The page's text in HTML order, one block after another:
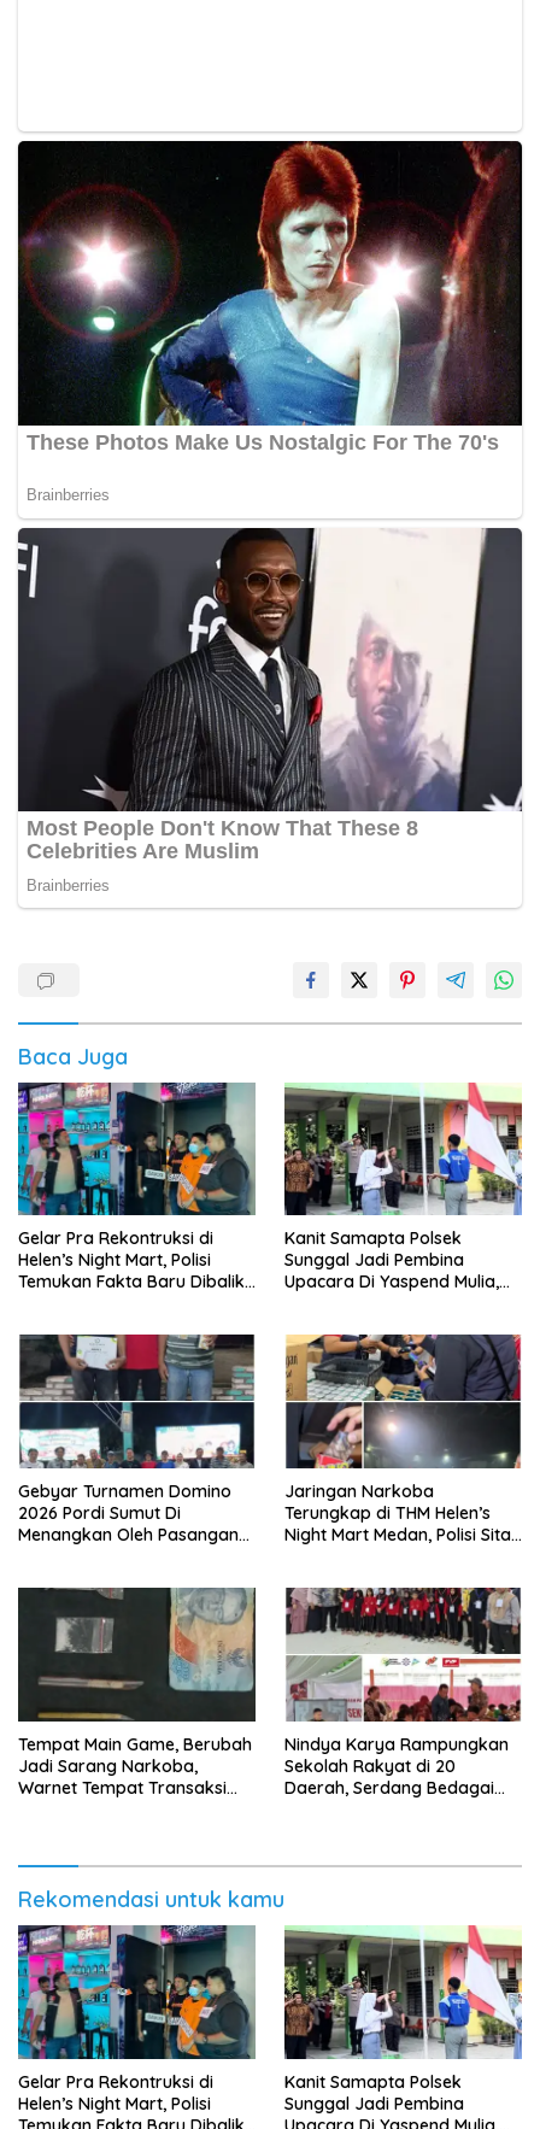
Baca Juga
Gelar Pra Rekontruksi di
Helen’s Night Mart, Polisi
Temukan Fakta Baru Dibalik
Kanit Samapta Polsek
Sunggal Jadi Pembina
Upacara Di Yaspend Mulia,
Penyalahgunaan Narkoba
Gebyar Turnamen Domino
2026 Pordi Sumut Di
Menangkan Oleh Pasangan
Jaringan Narkoba
Terungkap di THM Helen’s
Night Mart Medan, Polisi Sita
Tempat Main Game, Berubah
Jadi Sarang Narkoba,
Warnet Tempat Transaksi
Nindya Karya Rampungkan
Sekolah Rakyat di 20
Daerah, Serdang Bedagai
Rekomendasi untuk kamu
Gelar Pra Rekontruksi di
Helen’s Night Mart, Polisi
Kanit Samapta Polsek
Sunggal Jadi Pembina